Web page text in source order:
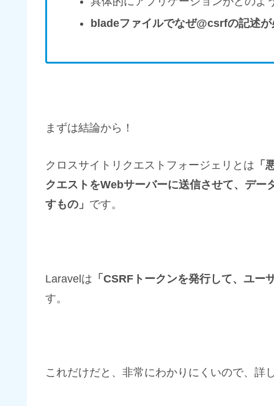
bladeファイルでなぜ@csrfの記述
まずは結論から！
クロスサイトリクエストフォージェリとは 「
クエストをWebサーバーに送信させて、デ
すもの」 です。
Laravelは 「CSRFトークンを発行して、ユ
す。
これだけだと、非常にわかりにくいので、詳